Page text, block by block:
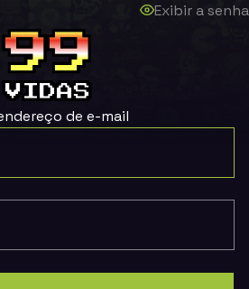
de e-mail
Exibir a senha